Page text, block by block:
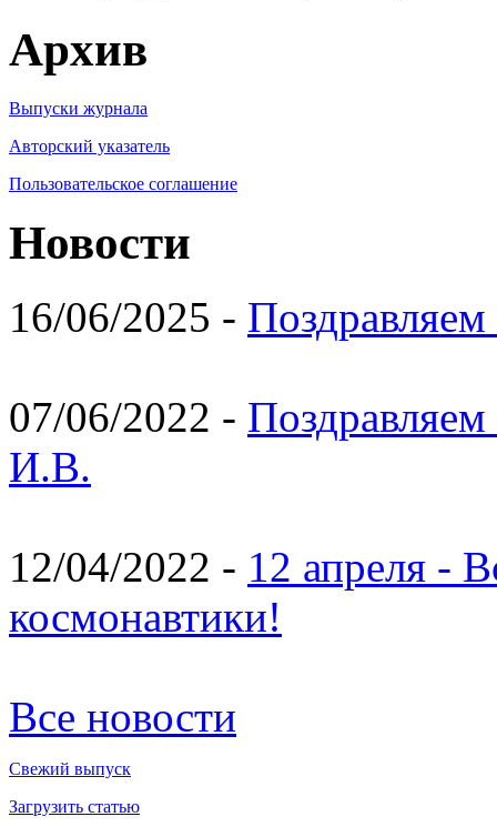
Архив
Выпуски журнала
Авторский указатель
Пользовательское соглашение
Новости
16/06/2025 -
07/06/2022 -
И.В.
12/04/2022 - 12 апреля -
космонавтики!
Все новости
Свежий выпуск
Загрузить статью